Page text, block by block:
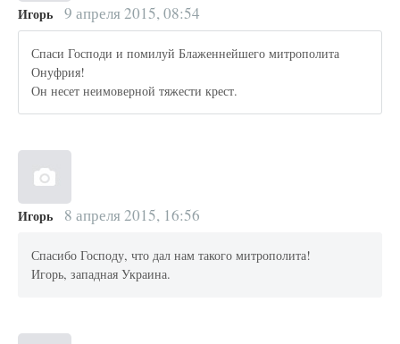
Игорь 9 апреля 2015, 08:54
Спаси Господи и помилуй Блаженнейшего митрополита
Онуфрия!
Он несет неимоверной тяжести крест.
Игорь 8 апреля 2015, 16:56
Спасибо Господу, что дал нам такого митрополита!
Игорь, западная Украина.